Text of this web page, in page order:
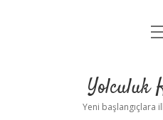
Yasal
Yolculuk
Yeni başlangıçlara